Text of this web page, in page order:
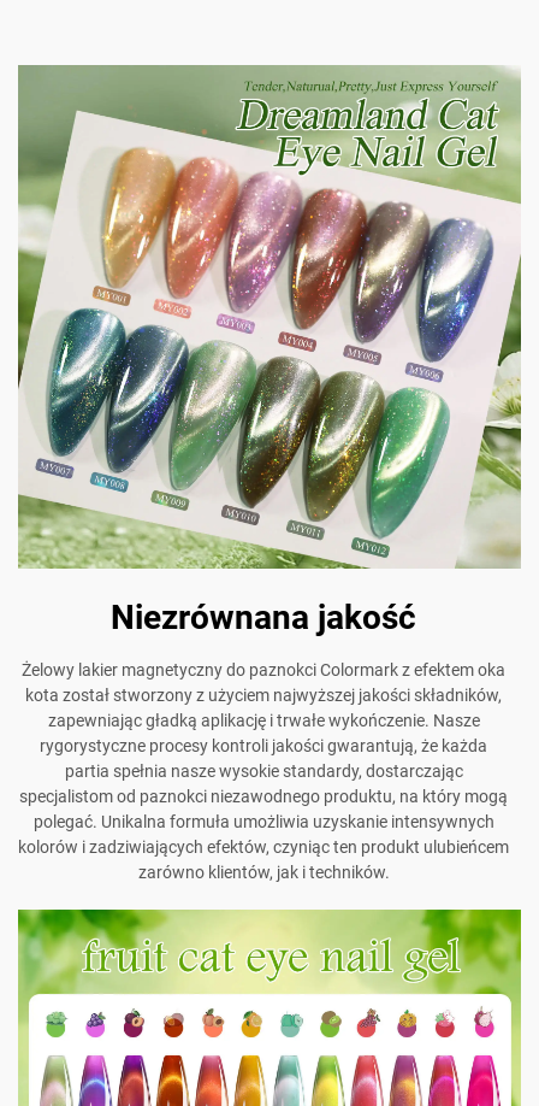
Niezrównana jakość
Żelowy lakier magnetyczny do paznokci Colormark z efektem oka
kota został stworzony z użyciem najwyższej jakości składników,
zapewniając gładką aplikację i trwałe wykończenie. Nasze
rygorystyczne procesy kontroli jakości gwarantują, że każda
partia spełnia nasze wysokie standardy, dostarczając
specjalistom od paznokci niezawodnego produktu, na który mogą
polegać. Unikalna formuła umożliwia uzyskanie intensywnych
kolorów i zadziwiających efektów, czyniąc ten produkt ulubieńcem
zarówno klientów, jak i techników.